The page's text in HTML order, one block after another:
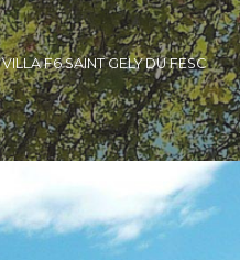
VILLA F6 SAINT GELY DU FESC